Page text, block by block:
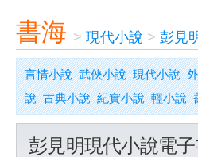
書海 > 現代小說 > 彭見
言情小說 武俠小說 現代小說
說 古典小說 紀實小說 輕小說
彭見明現代小說電